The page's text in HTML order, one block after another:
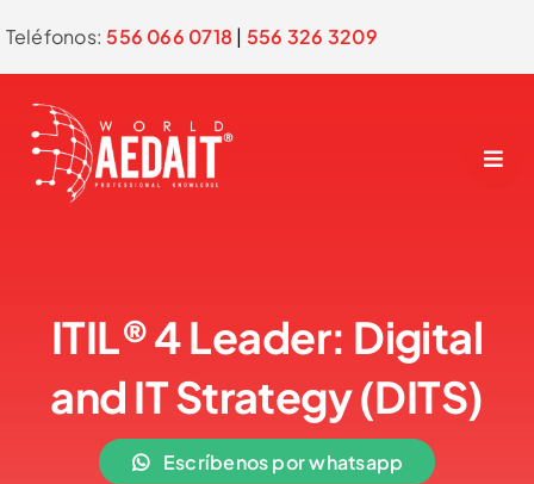
to
Teléfonos:556 066 0718| 556 326 3209
ITIL® 4 Leader: Digital
and IT Strategy (DITS)
Escríbenos por whatsapp